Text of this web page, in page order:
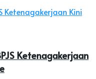
Ketenagakerjaan